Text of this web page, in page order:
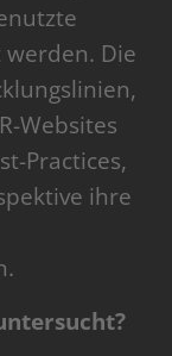
Die
Websites
Practices,
ihre